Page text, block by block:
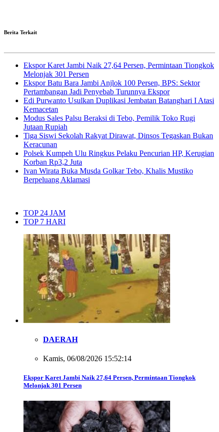
Berita Terkait
Ekspor Karet Jambi Naik 27,64 Persen, Permintaan Tiongkok
Melonjak 301 Persen
Ekspor Batu Bara Jambi Anjlok 100 Persen, BPS: Sektor
Pertambangan Jadi Penyebab Turunnya Ekspor
Edi Purwanto Usulkan Duplikasi Jembatan Batanghari I Atasi
Kemacetan
Modus Sales Palsu Beraksi di Tebo, Pemilik Toko Rugi
Jutaan Rupiah
Tiga Siswi Sekolah Rakyat Dirawat, Dinsos Tegaskan Bukan
Keracunan
Polsek Kumpeh Ulu Ringkus Pelaku Pencurian HP, Kerugian
Korban Rp3,2 Juta
Ivan Wirata Buka Musda Golkar Tebo, Khalis Mustiko
Berpeluang Aklamasi
TOP 24 JAM
TOP 7 HARI
DAERAH
Kamis, 06/08/2026 15:52:14
Ekspor Karet Jambi Naik 27,64 Persen, Permintaan Tiongkok
Melonjak 301 Persen